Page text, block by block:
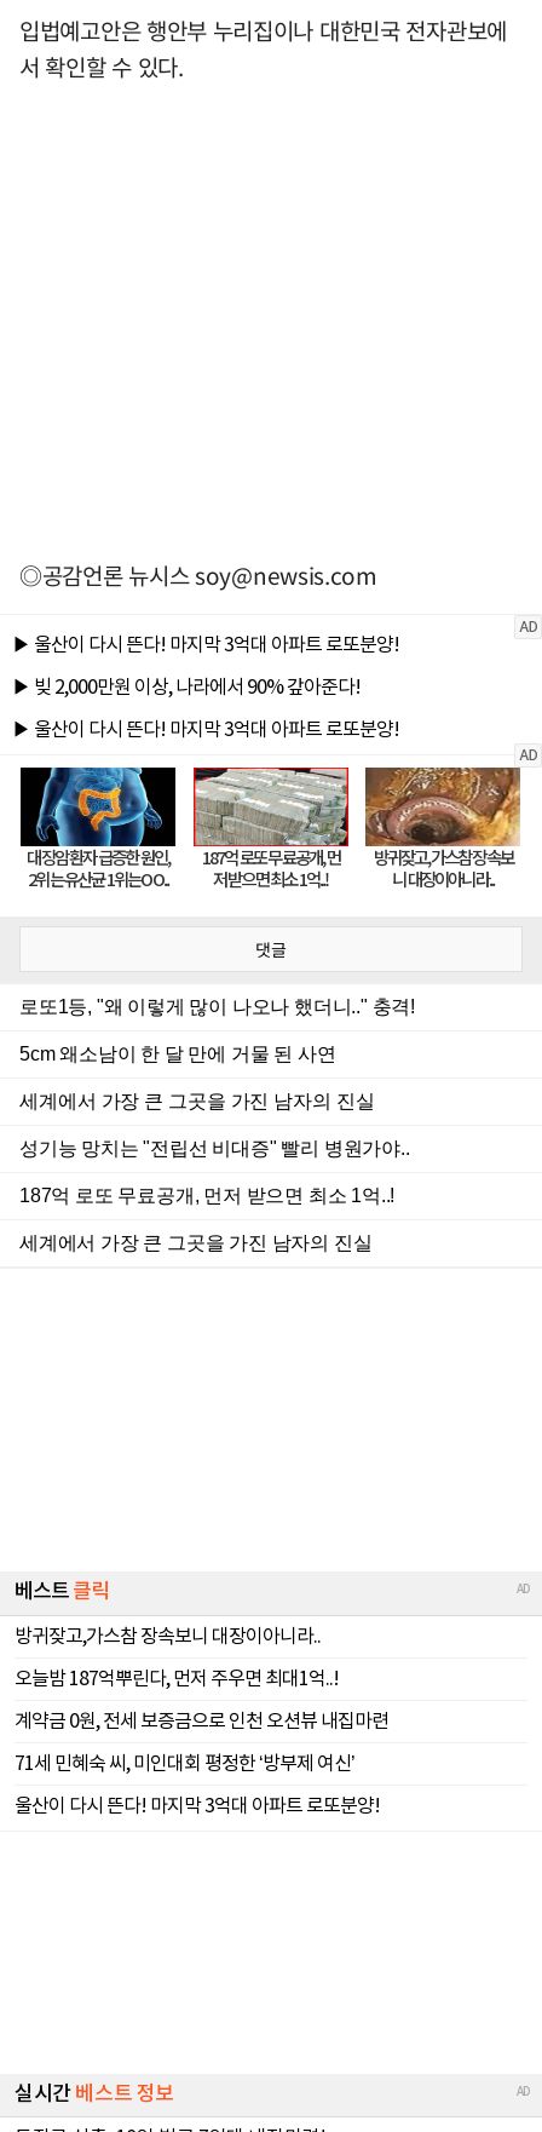
입법예고안은 행안부 누리집이나 대한민국 전자관보에
서 확인할 수 있다.
◎공감언론 뉴시스soy@newsis.com
댓글